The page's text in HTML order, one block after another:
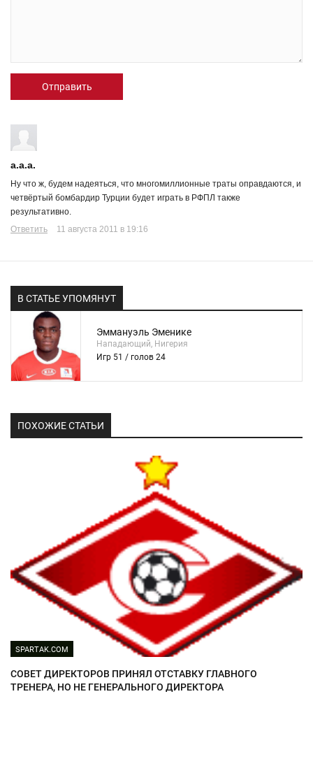
Отправить
a.a.a.
Ну что ж, будем надеяться, что многомиллионные траты оправдаются, и
четвёртый бомбардир Турции будет играть в РФПЛ также
результативно.
Ответить
11 августа 2011 в 19:16
В СТАТЬЕ УПОМЯНУТ
Эммануэль Эменике
Нападающий, Нигерия
Игр 51 / голов 24
ПОХОЖИЕ СТАТЬИ
SPARTAK.COM
СОВЕТ ДИРЕКТОРОВ ПРИНЯЛ ОТСТАВКУ ГЛАВНОГО
ТРЕНЕРА, НО НЕ ГЕНЕРАЛЬНОГО ДИРЕКТОРА